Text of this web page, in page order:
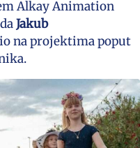
Alkay Animation
Jakub
na projektima poput